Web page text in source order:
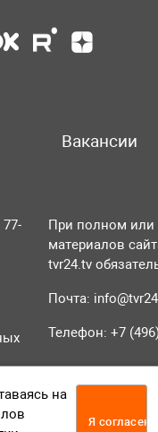
Вакансии
При полном или
материалов
tvr24.tv
Почта:
Телефон: +7
на
Я согласен